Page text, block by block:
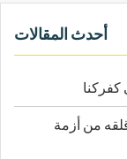
أحدث المقالات
كفركنا
من أزمة